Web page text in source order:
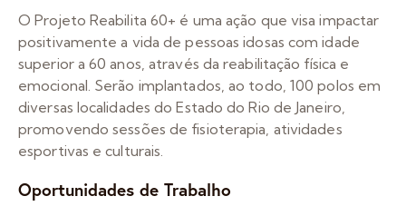
O Projeto Reabilita 60+ é uma ação que visa impactar
positivamente a vida de pessoas idosas com idade
superior a 60 anos, através da reabilitação física e
emocional. Serão implantados, ao todo, 100 polos em
diversas localidades do Estado do Rio de Janeiro,
promovendo sessões de fisioterapia, atividades
esportivas e culturais.
Oportunidades de Trabalho